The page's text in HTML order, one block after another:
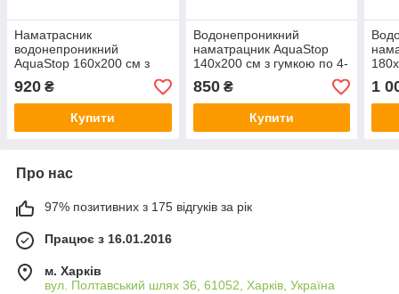
Наматрасник
водонепроникний
AquaStop 160x200 см з
гумкою по 4-х кутах
920 ₴
Купити
Водонепроникний
наматрацник AquaStop
140х200 см з гумкою по 4-
м кутах
850₴
Купити
м
1
Про нас
97% позитивних з 175 відгуків за рік
Працює з 16.01.2016
м. Харків
вул. Полтавський шлях 36, 61052, Харків, Україна